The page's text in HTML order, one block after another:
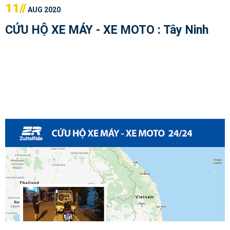
11//AUG 2020
CỨU HỘ XE MÁY - XE MOTO : Tây Ninh